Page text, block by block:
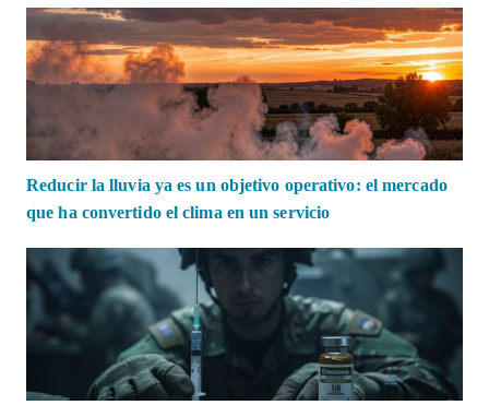
Reducir la lluvia ya es un objetivo operativo: el mercado
que ha convertido el clima en un servicio